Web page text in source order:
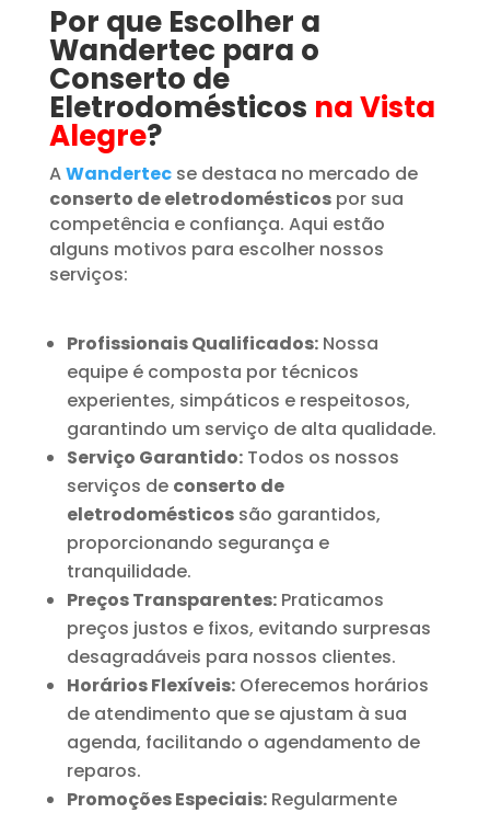
Por que Escolher a
Wandertec para o
Conserto de
Eletrodomésticos na Vista
Alegre?
AWandertecse destaca no mercado de
conserto de eletrodomésticospor sua
competência e confiança. Aqui estão
alguns motivos para escolher nossos
serviços:
Profissionais Qualificados:Nossa
equipe é composta por técnicos
experientes, simpáticos e respeitosos,
garantindo um serviço de alta qualidade.
Serviço Garantido:Todos os nossos
serviços de conserto de
eletrodomésticossão garantidos,
proporcionando segurança e
tranquilidade.
Preços Transparentes:Praticamos
preços justos e fixos, evitando surpresas
desagradáveis para nossos clientes.
Horários Flexíveis:Oferecemos horários
de atendimento que se ajustam à sua
agenda, facilitando o agendamento de
reparos.
Promoções Especiais:Regularmente